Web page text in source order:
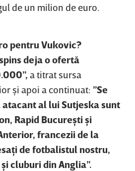
de un milion de euro.
pentru Vukovic?
deja o ofertă
a titrat sursa
şi apoi a continuat: ”Se
al lui Sutjeska sunt
Rapid Bucureşti şi
francezii de la
de fotbalistul nostru,
cluburi din Anglia”.